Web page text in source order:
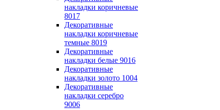
накладки коричневые
8017
Декоративные
накладки коричневые
темные 8019
Декоративные
накладки белые 9016
Декоративные
накладки золото 1004
Декоративные
накладки серебро
9006